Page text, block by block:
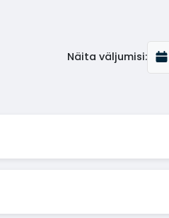
Näita väljumisi: